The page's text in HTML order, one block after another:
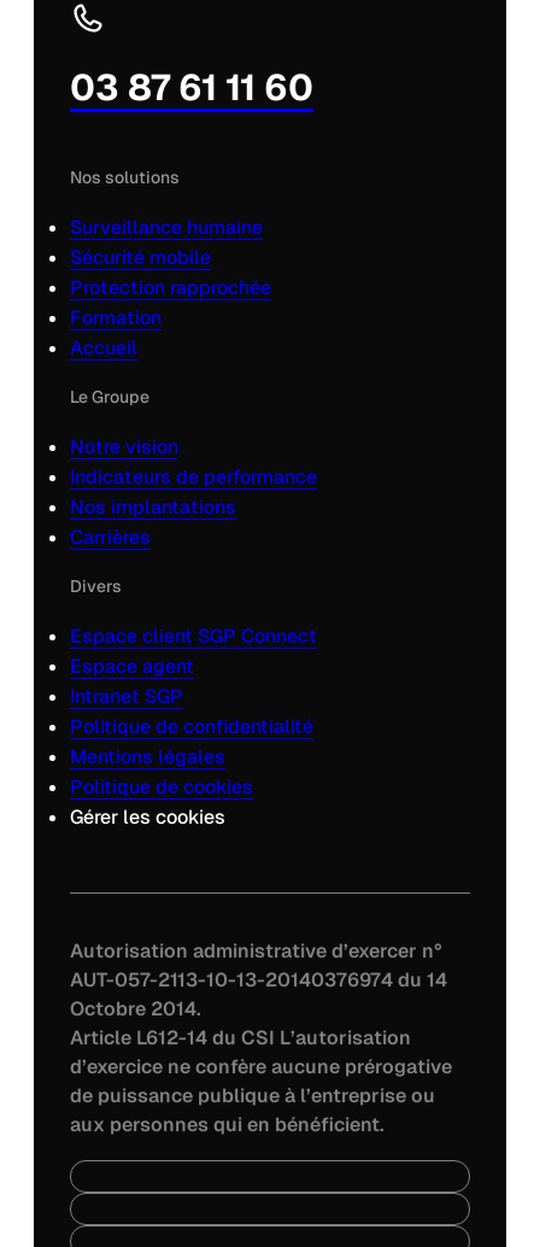
03 87 61 11 60
Nos solutions
Surveillance humaine
Sécurité mobile
Protection rapprochée
Formation
Accueil
Le Groupe
Notre vision
Indicateurs de performance
Nos implantations
Carrières
Divers
Espace client SGP Connect
Espace agent
Intranet SGP
Politique de confidentialité
Mentions légales
Politique de cookies
Gérer les cookies
Autorisation administrative d’exercer n°
AUT-057-2113-10-13-20140376974 du 14
Octobre 2014.
Article L612-14 du CSI L’autorisation
d’exercice ne confère aucune prérogative
de puissance publique à l’entreprise ou
aux personnes qui en bénéficient.